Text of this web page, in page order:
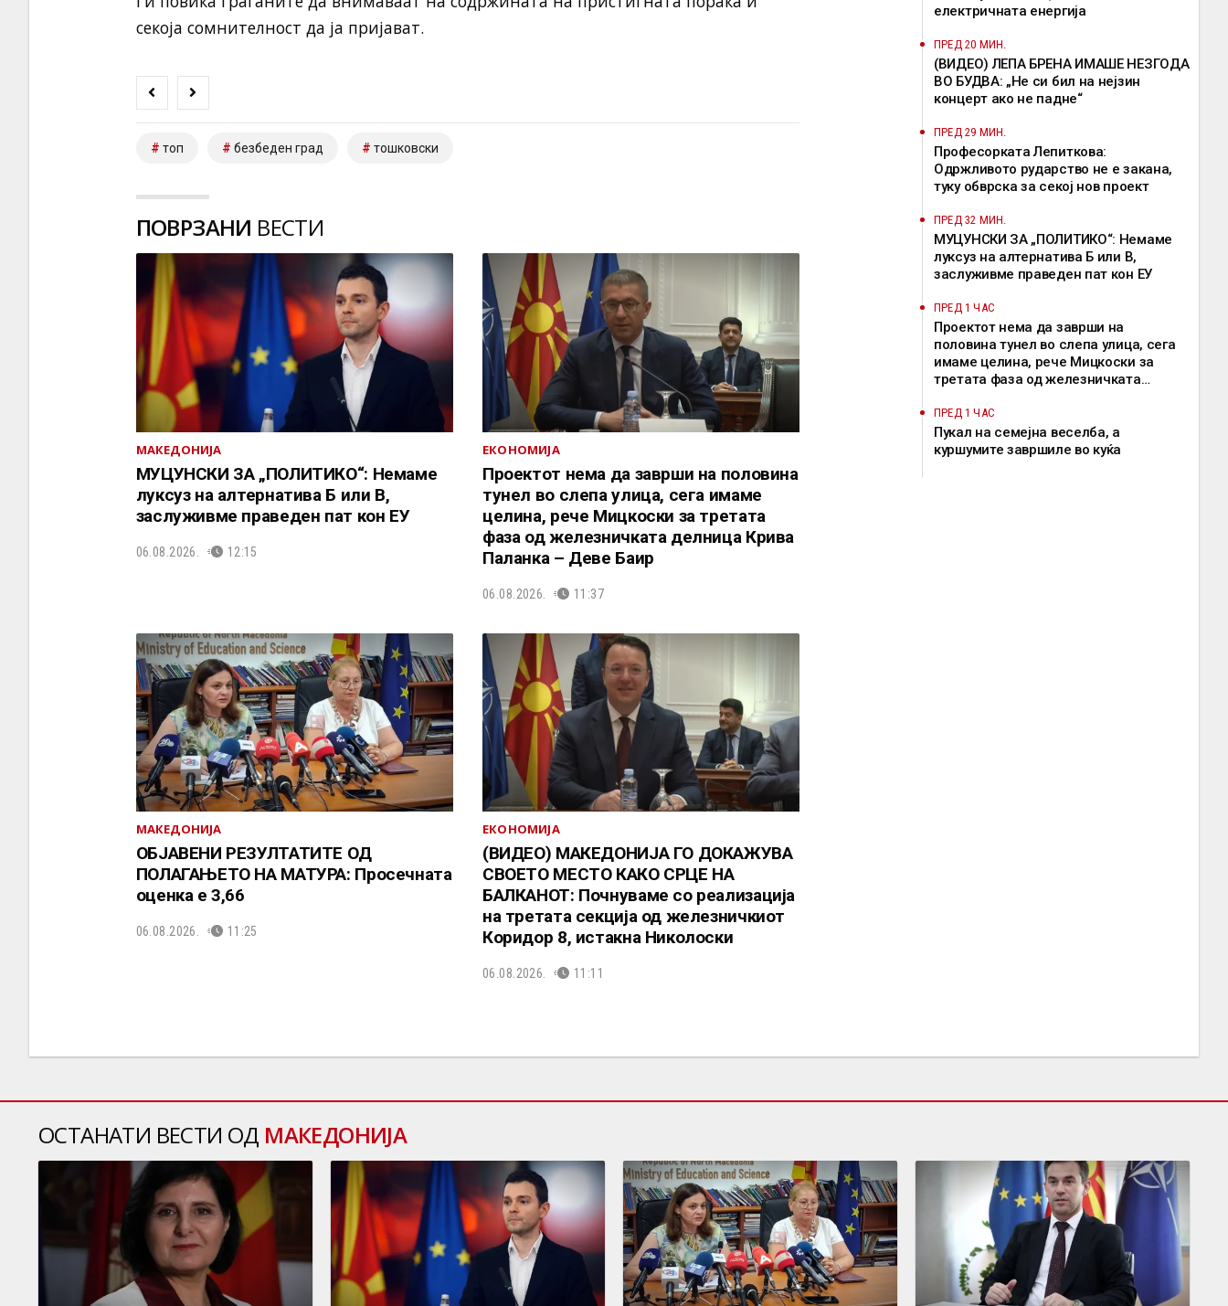
секоја сомнителност да ја пријават.
топ безбеден град тошковски
ПОВРЗАНИ ВЕСТИ
МАКЕДОНИЈА
МУЦУНСКИ ЗА „ПОЛИТИКО“: Немаме
луксуз на алтернатива Б или В,
заслуживме праведен пат кон ЕУ
06.08.2026. 12:15
ЕКОНОМИЈА
Проектот нема да заврши на половина
тунел во слепа улица, сега имаме
целина, рече Мицкоски за третата
фаза од железничката делница Крива
Паланка – Деве Баир
06.08.2026. 11:37
МАКЕДОНИЈА
ОБЈАВЕНИ РЕЗУЛТАТИТЕ ОД
ПОЛАГАЊЕТО НА МАТУРА: Просечната
оценка е 3,66
06.08.2026. 11:25
ЕКОНОМИЈА
(ВИДЕО) МАКЕДОНИЈА ГО ДОКАЖУВА
СВОЕТО МЕСТО КАКО СРЦЕ НА
БАЛКАНОТ: Почнуваме со реализација
на третата секција од железничкиот
Коридор 8, истакна Николоски
06.08.2026. 11:11
електричната енергија
ПРЕД 20 МИН.
(ВИДЕО) ЛЕПА БРЕНА ИМАШЕ НЕЗГОДА
ВО БУДВА: „Не си бил на нејзин
концерт ако не падне“
ПРЕД 29 МИН.
Професорката Лепиткова:
Одржливото рударство не е закана,
туку обврска за секој нов проект
ПРЕД 32 МИН.
МУЦУНСКИ ЗА „ПОЛИТИКО“: Немаме
луксуз на алтернатива Б или В,
заслуживме праведен пат кон ЕУ
ПРЕД 1 ЧАС
Проектот нема да заврши на
половина тунел во слепа улица, сега
имаме целина, рече Мицкоски за
третата фаза од железничката
ПРЕД 1 ЧАС
Пукал на семејна веселба, а
куршумите завршиле во куќа
ОСТАНАТИ ВЕСТИ ОД МАКЕДОНИЈА